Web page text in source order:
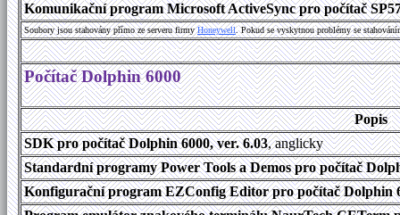
Komunikační program Microsoft ActiveSync pro počítač
Soubory jsou stahovány přímo ze serveru firmyHoneywell. Pokud se vyskytnou problémy se
Počítač Dolphin 6000
Popis
SDK pro počítač Dolphin 6000, ver. 6.03, anglicky
Standardní programy Power Tools a Demos pro počítač
Konfigurační program EZConfig Editor pro počítač Dolphin